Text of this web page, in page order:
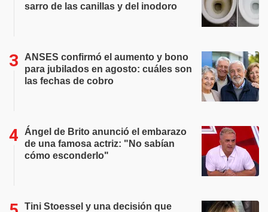
sarro de las canillas y del inodoro
ANSES confirmó el aumento y bono
para jubilados en agosto: cuáles son
las fechas de cobro
Ángel de Brito anunció el embarazo
de una famosa actriz: "No sabían
cómo esconderlo"
Tini Stoessel y una decisión que